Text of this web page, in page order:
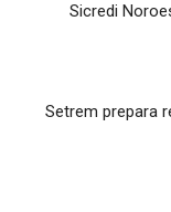
Sicredi
Setrem prepara